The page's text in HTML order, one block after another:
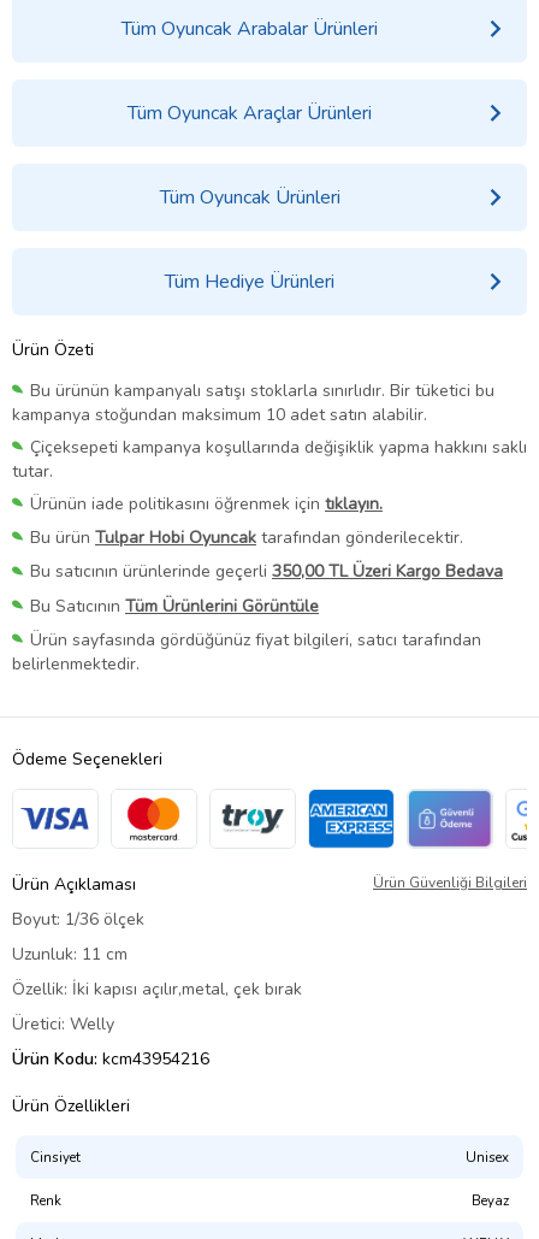
Tüm Oyuncak Arabalar Ürünleri
Tüm Oyuncak Araçlar Ürünleri
Tüm Oyuncak Ürünleri
Tüm Hediye Ürünleri
Ürün Özeti
Bu ürünün kampanyalı satışı stoklarla sınırlıdır. Bir tüketici bu
kampanya stoğundan maksimum 10 adet satın alabilir.
Çiçeksepeti kampanya koşullarında değişiklik yapma hakkını saklı
tutar.
Ürünün iade politikasını öğrenmek için tıklayın.
Bu ürün Tulpar Hobi Oyuncak tarafından gönderilecektir.
Bu satıcının ürünlerinde geçerli 350,00 TL Üzeri Kargo Bedava
Bu Satıcının Tüm Ürünlerini Görüntüle
Ürün sayfasında gördüğünüz fiyat bilgileri, satıcı tarafından
belirlenmektedir.
Ödeme Seçenekleri
Ürün Açıklaması Ürün Güvenliği Bilgileri
Boyut: 1/36 ölçek
Uzunluk: 11 cm
Özellik: İki kapısı açılır,metal, çek bırak
Üretici: Welly
Ürün Kodu: kcm43954216
Ürün Özellikleri
Cinsiyet Unisex
Renk Beyaz